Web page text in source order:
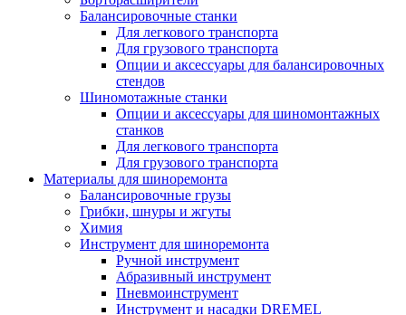
Балансировочные станки
Для легкового транспорта
Для грузового транспорта
Опции и аксессуары для балансировочных
стендов
Шиномотажные станки
Опции и аксессуары для шиномонтажных
станков
Для легкового транспорта
Для грузового транспорта
Материалы для шиноремонта
Балансировочные грузы
Грибки, шнуры и жгуты
Химия
Инструмент для шиноремонта
Ручной инструмент
Абразивный инструмент
Пневмоинструмент
Инструмент и насадки DREMEL